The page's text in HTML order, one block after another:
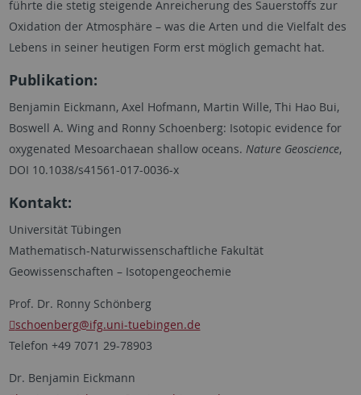
führte die stetig steigende Anreicherung des Sauerstoffs zur
Oxidation der Atmosphäre – was die Arten und die Vielfalt des
Lebens in seiner heutigen Form erst möglich gemacht hat.
Publikation:
Benjamin Eickmann, Axel Hofmann, Martin Wille, Thi Hao Bui,
Boswell A. Wing and Ronny Schoenberg: Isotopic evidence for
oxygenated Mesoarchaean shallow oceans. Nature Geoscience,
DOI 10.1038/s41561-017-0036-x
Kontakt:
Universität Tübingen
Mathematisch-Naturwissenschaftliche Fakultät
Geowissenschaften – Isotopengeochemie
Prof. Dr. Ronny Schönberg
schoenberg@ifg.uni-tuebingen.de
Telefon +49 7071 29-78903
Dr. Benjamin Eickmann